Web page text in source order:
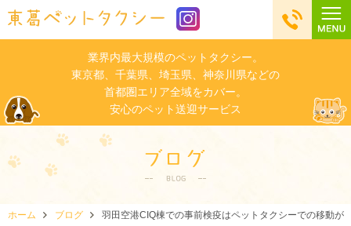
業界内最大規模のペットタクシー。
東京都、千葉県、埼玉県、神奈川県などの
首都圏エリア全域をカバー。
安心のペット送迎サービス
ホーム ブログ
羽田空港CIQ棟での事前検疫はペットタクシーでの移動が